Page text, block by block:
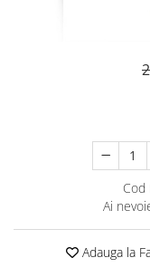
Publicistica /
Sociologie si filozofieCod
Ai
Adauga la